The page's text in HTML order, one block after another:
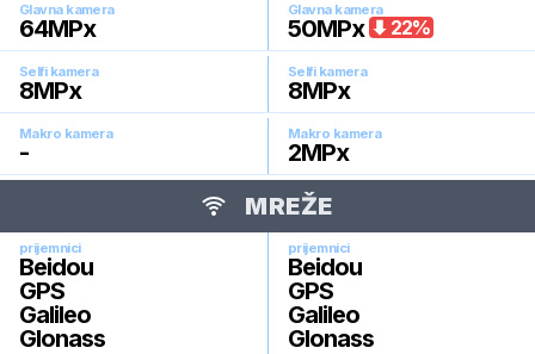
Glavna kamera
64MPx
Glavna kamera
50MPx 22%
Selfi kamera
8MPx
Selfi kamera
8MPx
Makro kamera
-
Makro kamera
2MPx
MREŽE
prijemnici
Beidou
GPS
Galileo
Glonass
prijemnici
Beidou
GPS
Galileo
Glonass